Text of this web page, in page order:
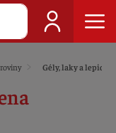
Gély, laky a lepidlá